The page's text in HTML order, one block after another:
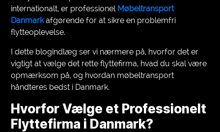
HOME
IMPORVEMENT
internationalt, er professionel Møbeltransport
Danmarkafgørende for at sikre en problemfri
flytteoplevelse.
I dette blogindlæg ser vi nærmere på, hvorfor det er
vigtigt at vælge det rette flyttefirma, hvad du skal være
opmærksom på, og hvordan møbeltransport
håndteres bedst i Danmark.
Hvorfor Vælge et Professionelt
Flyttefirma i Danmark?